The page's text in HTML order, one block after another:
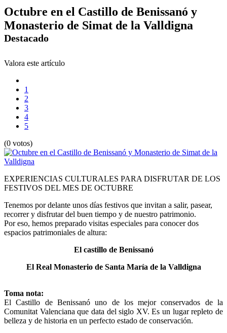
Octubre en el Castillo de Benissanó y
Monasterio de Simat de la Valldigna
Destacado
Valora este artículo
1
2
3
4
5
(0 votos)
EXPERIENCIAS CULTURALES PARA DISFRUTAR DE LOS
FESTIVOS DEL MES DE OCTUBRE
Tenemos por delante unos días festivos que invitan a salir, pasear,
recorrer y disfrutar del buen tiempo y de nuestro patrimonio.
Por eso, hemos preparado visitas especiales para conocer dos
espacios patrimoniales de altura:
El castillo de Benissanó
El Real Monasterio de Santa María de la Valldigna
Toma nota:
El Castillo de Benissanó uno de los mejor conservados de la
Comunitat Valenciana que data del siglo XV. Es un lugar repleto de
belleza y de historia en un perfecto estado de conservación.